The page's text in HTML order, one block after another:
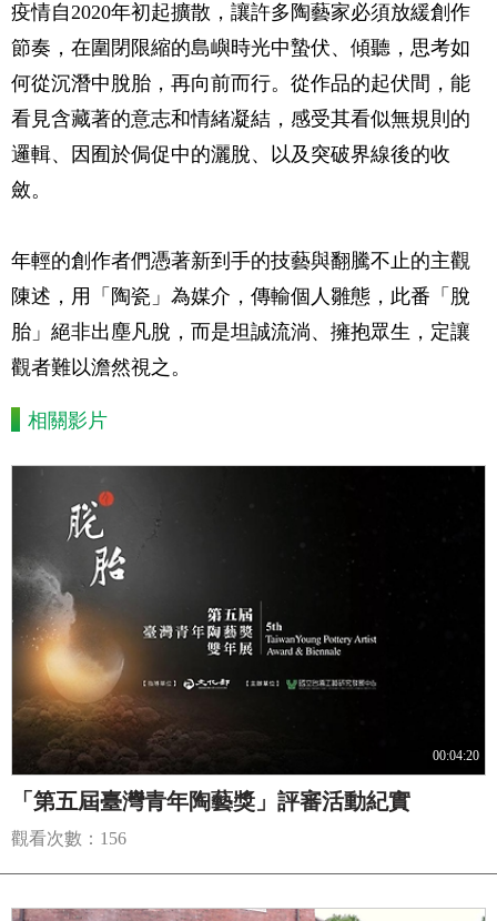
疫情自2020年初起擴散，讓許多陶藝家必須放緩創作
節奏，在圍閉限縮的島嶼時光中蟄伏、傾聽，思考如
何從沉潛中脫胎，再向前而行。從作品的起伏間，能
看見含藏著的意志和情緒凝結，感受其看似無規則的
邏輯、因囿於侷促中的灑脫、以及突破界線後的收
斂。
年輕的創作者們憑著新到手的技藝與翻騰不止的主觀
陳述，用「陶瓷」為媒介，傳輸個人雛態，此番「脫
胎」絕非出塵凡脫，而是坦誠流淌、擁抱眾生，定讓
觀者難以澹然視之。
相關影片
00:04:20
「第五屆臺灣青年陶藝獎」評審活動紀實
觀看次數：156